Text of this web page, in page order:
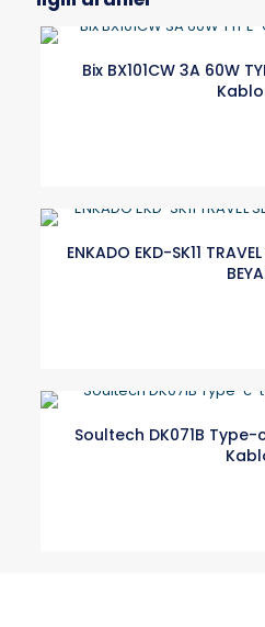
Bix BX101CW 3A 60W
ENKADO EKD-SK11
Soultech DK071B